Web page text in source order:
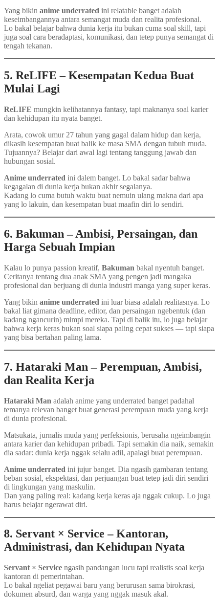
Yang bikin anime underrated ini relatable banget adalah
keseimbangannya antara semangat muda dan realita profesional.
Lo bakal belajar bahwa dunia kerja itu bukan cuma soal skill, tapi
juga soal cara beradaptasi, komunikasi, dan tetep punya semangat di
tengah tekanan.
5. ReLIFE – Kesempatan Kedua Buat
Mulai Lagi
ReLIFE mungkin kelihatannya fantasy, tapi maknanya soal karier
dan kehidupan itu nyata banget.
Arata, cowok umur 27 tahun yang gagal dalam hidup dan kerja,
dikasih kesempatan buat balik ke masa SMA dengan tubuh muda.
Tujuannya? Belajar dari awal lagi tentang tanggung jawab dan
hubungan sosial.
Anime underrated ini dalem banget. Lo bakal sadar bahwa
kegagalan di dunia kerja bukan akhir segalanya.
Kadang lo cuma butuh waktu buat nemuin ulang makna dari apa
yang lo lakuin, dan kesempatan buat maafin diri lo sendiri.
6. Bakuman – Ambisi, Persaingan, dan
Harga Sebuah Impian
Kalau lo punya passion kreatif, Bakuman bakal nyentuh banget.
Ceritanya tentang dua anak SMA yang pengen jadi mangaka
profesional dan berjuang di dunia industri manga yang super keras.
Yang bikin anime underrated ini luar biasa adalah realitasnya. Lo
bakal liat gimana deadline, editor, dan persaingan ngebentuk (dan
kadang ngancurin) mimpi mereka. Tapi di balik itu, lo juga belajar
bahwa kerja keras bukan soal siapa paling cepat sukses — tapi siapa
yang bisa bertahan paling lama.
7. Hataraki Man – Perempuan, Ambisi,
dan Realita Kerja
Hataraki Man adalah anime yang underrated banget padahal
temanya relevan banget buat generasi perempuan muda yang kerja
di dunia profesional.
Matsukata, jurnalis muda yang perfeksionis, berusaha ngeimbangin
antara karier dan kehidupan pribadi. Tapi semakin dia naik, semakin
dia sadar: dunia kerja nggak selalu adil, apalagi buat perempuan.
Anime underrated ini jujur banget. Dia ngasih gambaran tentang
beban sosial, ekspektasi, dan perjuangan buat tetep jadi diri sendiri
di lingkungan yang maskulin.
Dan yang paling real: kadang kerja keras aja nggak cukup. Lo juga
harus belajar ngerawat diri.
8. Servant × Service – Kantoran,
Administrasi, dan Kehidupan Nyata
Servant × Service ngasih pandangan lucu tapi realistis soal kerja
kantoran di pemerintahan.
Lo bakal ngeliat pegawai baru yang berurusan sama birokrasi,
dokumen absurd, dan warga yang nggak masuk akal.